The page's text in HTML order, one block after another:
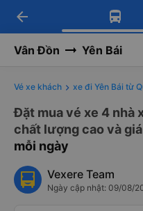
Tải app
Nhận ưu đãi
Tải app
-30k/ghế khi
arrow_back
Vân Đồn Yên Bái
Vé xe khách xe đi Yên Bái từ
Đặt mua vé xe 4 nhà
chất lượng cao và
mỗi ngày
Vexere Team
Ngày cập nhật: 09/08/